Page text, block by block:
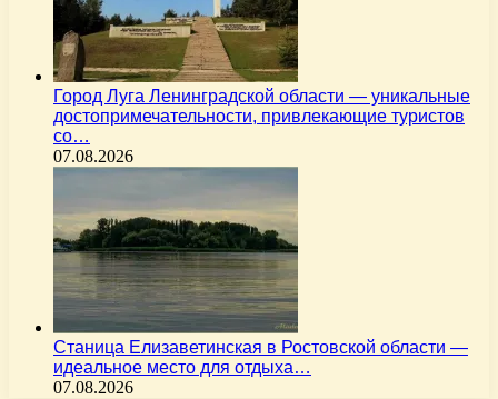
Город Луга Ленинградской области — уникальные
достопримечательности, привлекающие туристов
со…
07.08.2026
Станица Елизаветинская в Ростовской области —
идеальное место для отдыха…
07.08.2026